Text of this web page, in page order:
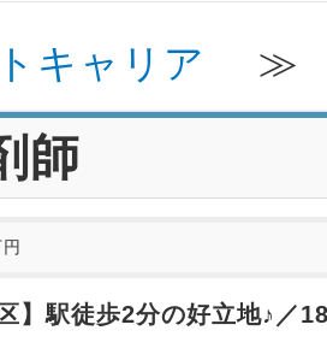
キャリア
師
区】駅徒歩2分の好立地♪